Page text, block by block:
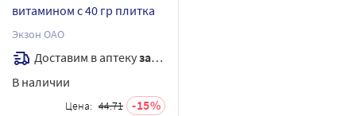
витамином с 40 гр плитка
Экзон ОАО
Доставим в аптекузавтра
В наличии
Цена: 44.71 15